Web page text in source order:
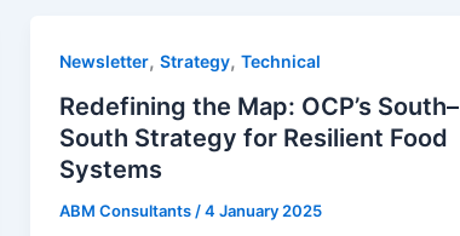
Newsletter, Strategy, Technical
Redefining the Map: OCP’s South–
South Strategy for Resilient Food
Systems
ABM Consultants/4 January 2025